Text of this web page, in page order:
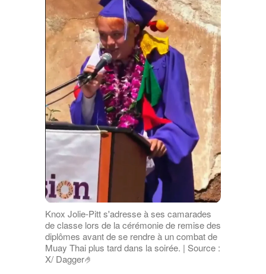
Knox Jolie-Pitt s'adresse à ses camarades
de classe lors de la cérémonie de remise des
diplômes avant de se rendre à un combat de
Muay Thai plus tard dans la soirée. | Source :
X/ Dagger🤌